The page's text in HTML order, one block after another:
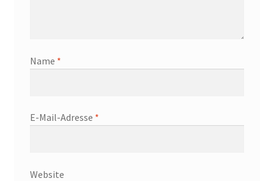
Name *
E-Mail-Adresse *
Website